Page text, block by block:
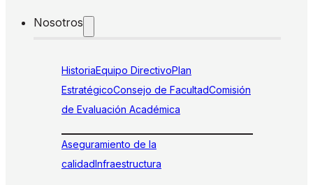
Nosotros
HistoriaEquipo DirectivoPlan
EstratégicoConsejo de FacultadComisión
de Evaluación Académica
Aseguramiento de la
calidadInfraestructura